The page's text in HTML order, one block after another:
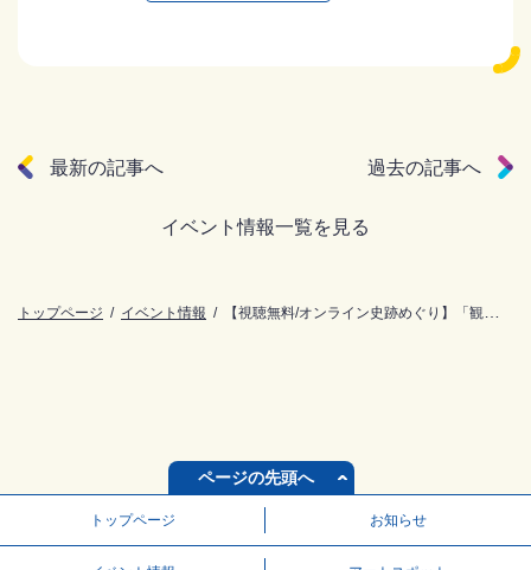
最新の記事へ
イベント情報一覧を見る
過去の記事へ
トップページ イベント情報 【視聴無料/オンライン史跡めぐり】「観音札所の魅力に触れる」を配信！
トップページ お知らせ
ページの先頭へ